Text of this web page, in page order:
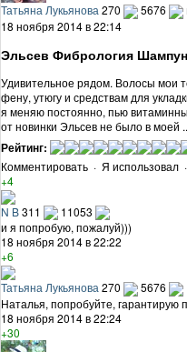
Татьяна Лукьянова 270 5676
18 ноября 2014 в 22:14
Эльсев Фибрология
Удивительное рядом. Волосы мои
фену, утюгу и средствам для
я меняю постоянно, пью
от новинки Эльсев не было в моей
Рейтинг:
Комментировать · Я использовал ·
+4
N B311
11053
и я попробую, пожалуй)))
18 ноября 2014 в 22:22
+6
Татьяна Лукьянова 270
5676
Наталья, попробуйте, гарантирую
18 ноября 2014 в 22:24
+30